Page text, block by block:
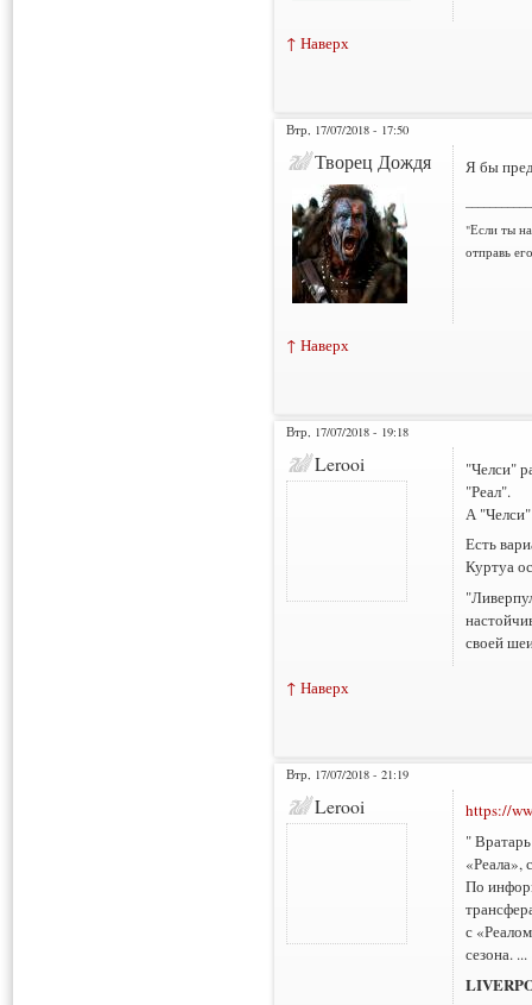
↑ Наверх
Втр, 17/07/2018 - 17:50
Творец Дождя Я бы
"Если ты
отправь
↑ Наверх
Втр, 17/07/2018 - 19:18
Lerooi
"Челси"
"Реал".
А
Есть
Куртуа
своей
↑ Наверх
Втр, 17/07/2018 - 21:19
Lerooi
https://
"
«Реала»,
По
с
сезона. ...